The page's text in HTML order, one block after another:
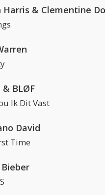
Harris & Clementine
& BLØF
Ik Dit Vast
David
Time